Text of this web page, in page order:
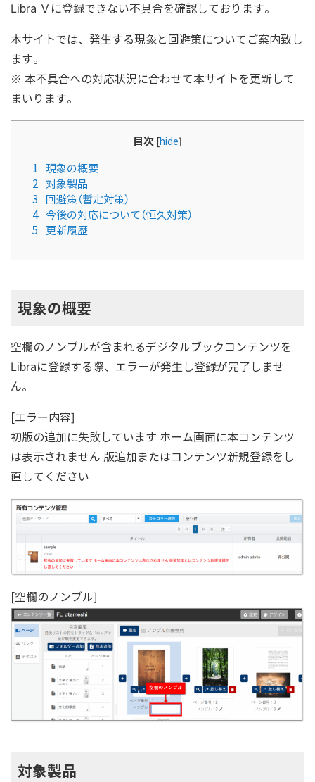
Libra Ｖに登録できない不具合を確認しております。
本サイトでは、発生する現象と回避策についてご案内致し
ます。
※ 本不具合への対応状況に合わせて本サイトを更新して
まいります。
目次 [hide]
1
現象の概要
2
対象製品
3
回避策（暫定対策）
4 今後の対応について（恒久対策）
5
更新履歴
現象の概要
空欄のノンブルが含まれるデジタルブックコンテンツを
Libraに登録する際、エラーが発生し登録が完了しませ
ん。
[エラー内容]
初版の追加に失敗しています ホーム画面に本コンテンツ
は表示されません 版追加またはコンテンツ新規登録をし
直してください
[空欄のノンブル]
対象製品